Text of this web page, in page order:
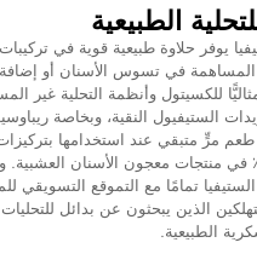
الطبيعية
يوفر حلاوة طبيعية قوية في
المساهمة في تسوس الأسنان أو
للكسيتول وأنظمة التحلية غير
مرٍّ متبقي عند استخدامها
و٠,١٥٪ في منتجات معجون الأسنان
الستيفيا تمامًا مع التموقع التسويقي
الذين يبحثون عن بدائل
الطبيعية.